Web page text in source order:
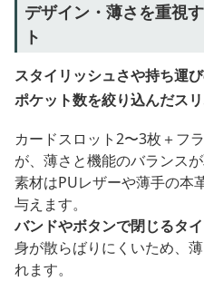
デザイン・薄さを重視
ト
スタイリッシュさや持ち運
ポケット数を絞り込んだス
カードスロット2〜3枚＋フ
が、薄さと機能のバランスが
素材はPUレザーや薄手の本
与えます。
バンドやボタンで閉じるタ
身が散らばりにくいため、
れます。